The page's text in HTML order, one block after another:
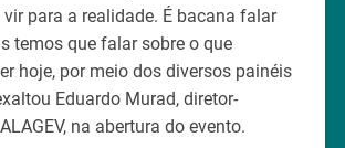
para a realidade. É bacana falar
temos que falar sobre o que
hoje, por meio dos diversos painéis
Eduardo Murad, diretor-
na abertura do evento.